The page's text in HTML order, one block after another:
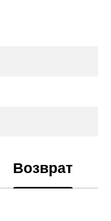
Возврат